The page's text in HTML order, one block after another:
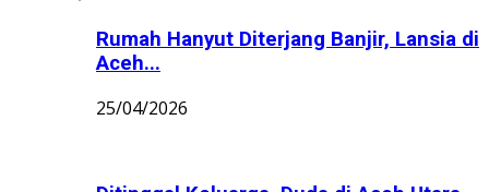
Rumah Hanyut Diterjang Banjir, Lansia di
Aceh...
25/04/2026